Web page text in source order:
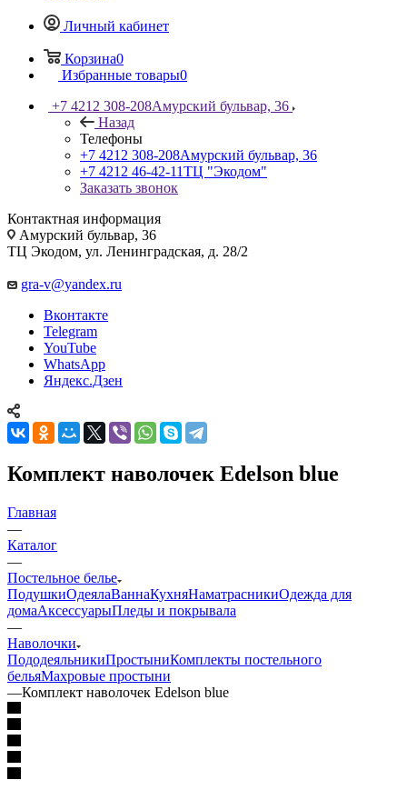
Личный кабинет
Корзина0
Избранные товары0
+7 4212 308-208Амурский бульвар, 36
Назад
Телефоны
+7 4212 308-208Амурский бульвар, 36
+7 4212 46-42-11ТЦ "Экодом"
Заказать звонок
Контактная информация
Амурский бульвар, 36
ТЦ Экодом, ул. Ленинградская, д. 28/2
gra-v@yandex.ru
Вконтакте
Telegram
YouTube
WhatsApp
Яндекс.Дзен
Комплект наволочек Edelson blue
Главная
—
Каталог
—
Постельное белье
ПодушкиОдеялаВаннаКухняНаматрасникиОдежда для
домаАксессуарыПледы и покрывала
—
Наволочки
ПододеяльникиПростыниКомплекты постельного
бельяМахровые простыни
—Комплект наволочек Edelson blue